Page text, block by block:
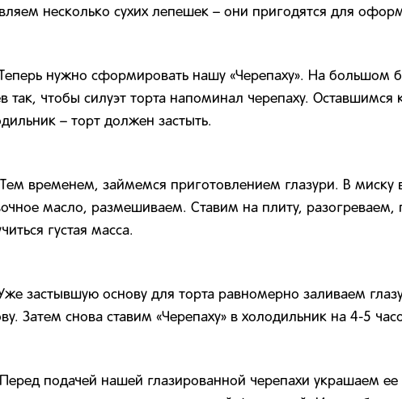
несколько сухих лепешек – они пригодятся для
Теперь нужно сформировать нашу «Черепаху». На большом
так, чтобы силуэт торта напоминал черепаху.
– торт должен застыть.
Тем временем, займемся приготовлением глазури. В
масло, размешиваем. Ставим на плиту,
густая масса.
застывшую основу для торта равномерно заливаем
Затем снова ставим «Черепаху» в холодильник на 4-5
Перед подачей нашей глазированной черепахи украшаем